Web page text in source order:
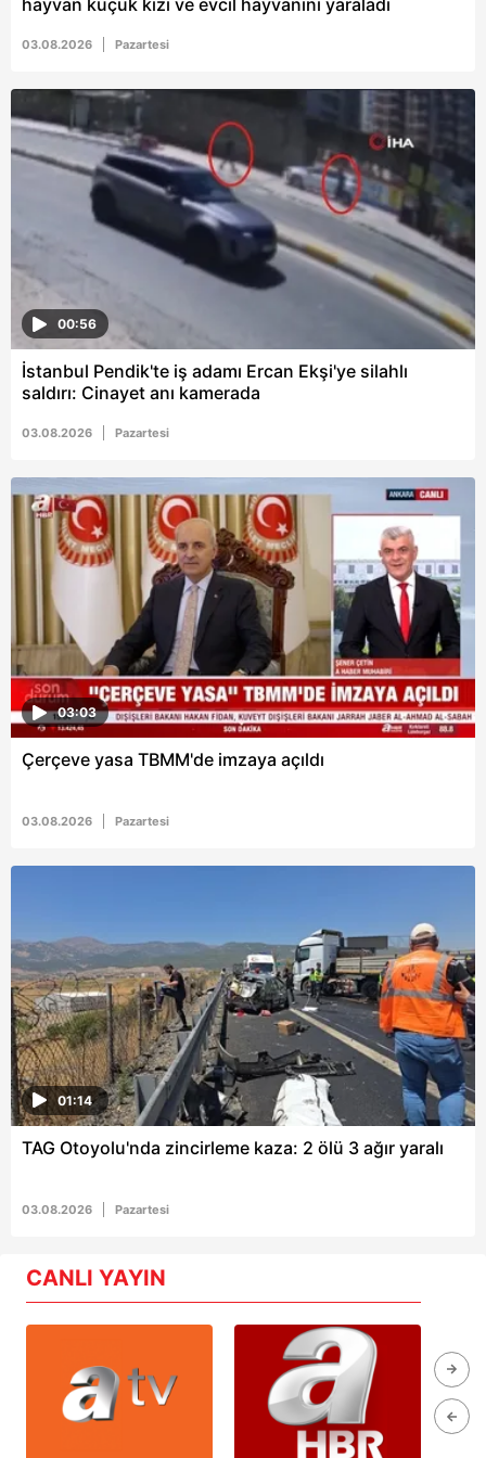
6698 sayılı Kişisel Verilerin Korunması Kanunu uyarınca
ilgili mevzuata uygun olarak kullanılan çerezlerle ilgili bilgi
almak için lütfen
tıklayınız.
hayvan küçük kızı ve evcil hayvanını yaraladı
03.08.2026 Pazartesi
00:56
İstanbul Pendik'te iş adamı Ercan Ekşi'ye silahlı
saldırı: Cinayet anı kamerada
03.08.2026 Pazartesi
03:03
Çerçeve yasa TBMM'de imzaya açıldı
03.08.2026 Pazartesi
01:14
TAG Otoyolu'nda zincirleme kaza: 2 ölü 3 ağır yaralı
03.08.2026 Pazartesi
CANLI YAYIN